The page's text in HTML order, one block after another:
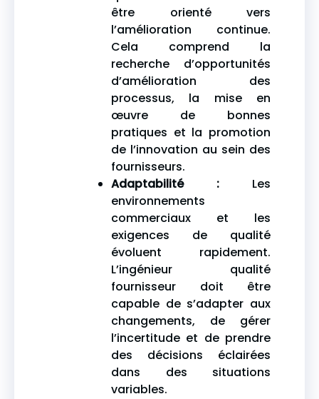
être orienté vers
l’amélioration continue.
Cela comprend la
recherche d’opportunités
d’amélioration des
processus, la mise en
œuvre de bonnes
pratiques et la promotion
de l’innovation au sein des
fournisseurs.
Adaptabilité : Les
environnements
commerciaux et les
exigences de qualité
évoluent rapidement.
L’ingénieur qualité
fournisseur doit être
capable de s’adapter aux
changements, de gérer
l’incertitude et de prendre
des décisions éclairées
dans des situations
variables.